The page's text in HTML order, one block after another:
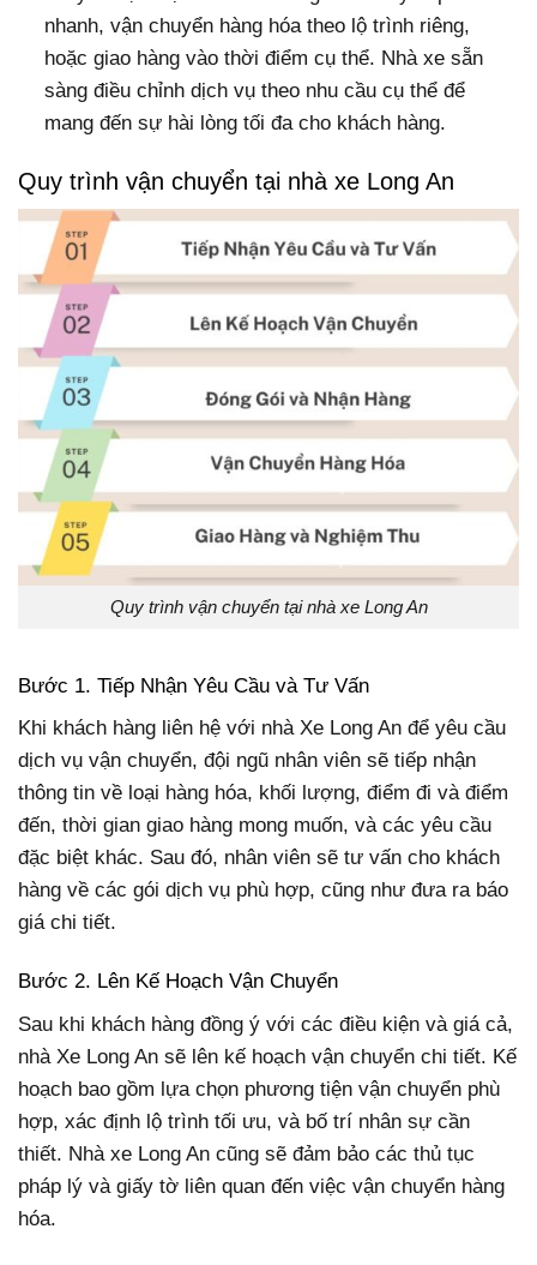
nhanh, vận chuyển hàng hóa theo lộ trình riêng,
hoặc giao hàng vào thời điểm cụ thể. Nhà xe sẵn
sàng điều chỉnh dịch vụ theo nhu cầu cụ thể để
mang đến sự hài lòng tối đa cho khách hàng.
Quy trình vận chuyển tại nhà xe Long An
Quy trình vận chuyển tại nhà xe Long An
Bước 1. Tiếp Nhận Yêu Cầu và Tư Vấn
Khi khách hàng liên hệ với nhà Xe Long An để yêu cầu
dịch vụ vận chuyển, đội ngũ nhân viên sẽ tiếp nhận
thông tin về loại hàng hóa, khối lượng, điểm đi và điểm
đến, thời gian giao hàng mong muốn, và các yêu cầu
đặc biệt khác. Sau đó, nhân viên sẽ tư vấn cho khách
hàng về các gói dịch vụ phù hợp, cũng như đưa ra báo
giá chi tiết.
Bước 2. Lên Kế Hoạch Vận Chuyển
Sau khi khách hàng đồng ý với các điều kiện và giá cả,
nhà Xe Long An sẽ lên kế hoạch vận chuyển chi tiết. Kế
hoạch bao gồm lựa chọn phương tiện vận chuyển phù
hợp, xác định lộ trình tối ưu, và bố trí nhân sự cần
thiết. Nhà xe Long An cũng sẽ đảm bảo các thủ tục
pháp lý và giấy tờ liên quan đến việc vận chuyển hàng
hóa.